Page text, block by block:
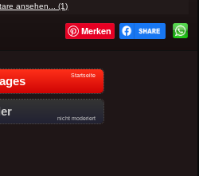
ansehen... (1)
Merken
Startseite
nicht moderiert